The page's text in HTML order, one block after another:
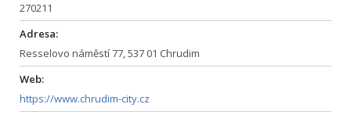
270211
Adresa:
Resselovo náměstí 77, 537 01 Chrudim
Web:
https://www.chrudim-city.cz